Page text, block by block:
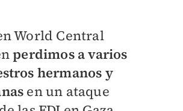
World Central
perdimos a varios
hermanos y
en un ataque